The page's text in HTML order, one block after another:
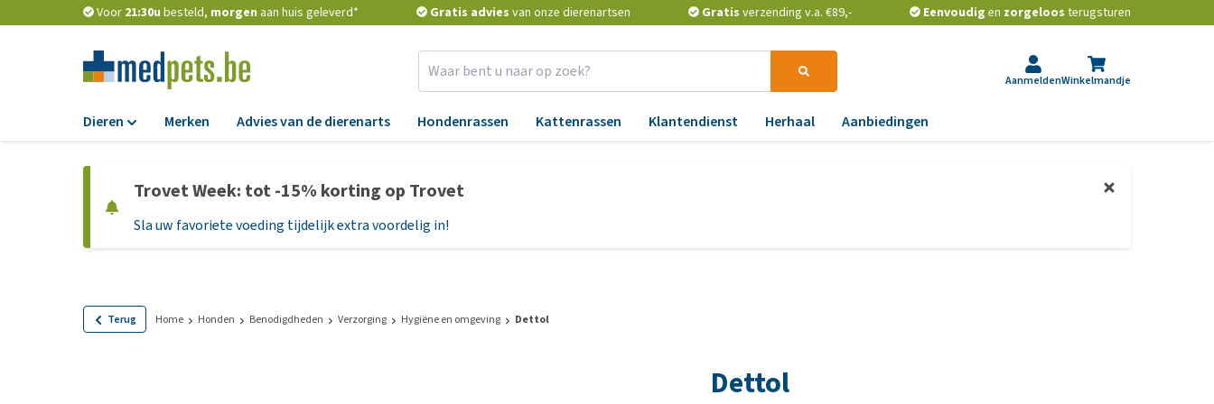
Voor 21:30u besteld, morgen aan huis geleverd* Gratis advies van onze dierenartsen Gratis verzending v.a. €89,- Eenvoudig en zorgeloos terugsturen
AanmeldenWinkelmandje
Dieren
Hondenbrokken
Natvoer
Graanvrij hondenvoer
Verkoeling
Speelgoed
Merken Advies van de dierenarts Hondenrassen Kattenrassen Klantendienst Herhaal Aanbiedingen
Trovet Week: tot -15% korting op Trovet
Sla uw favoriete voeding tijdelijk extra voordelig in!
Terug Home Honden Benodigdheden Verzorging Hygiëne en omgeving Dettol
Dettol